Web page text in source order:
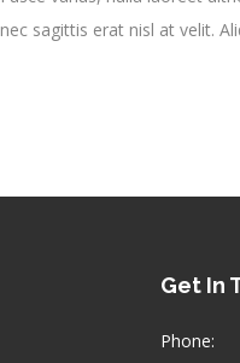
nec sagittis erat nisl at velit.
Get In
Phone: